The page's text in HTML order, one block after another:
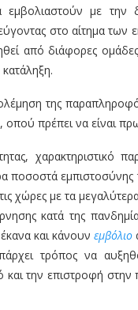
με την
στο αίτημα
από διάφορες
της
οπού πρέπει να είναι
χαρακτηριστικό
ποσοστά
χώρες με τα
κατά της
και κάνουν εμβόλιο
τρόπος να
την επιστροφή στην